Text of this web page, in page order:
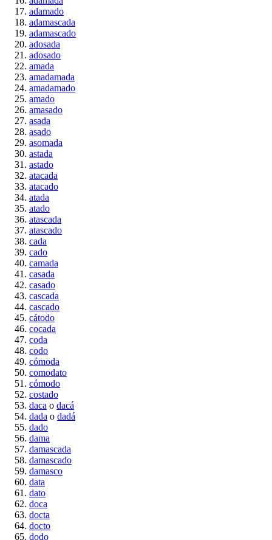
adamado
adamascada
adamascado
adosada
adosado
amada
amadamada
amadamado
amado
amasado
asada
asado
asomada
astada
astado
atacada
atacado
atada
atado
atascada
atascado
cada
cado
camada
casada
casado
cascada
cascado
cátodo
cocada
coda
codo
cómoda
comodato
cómodo
costado
daca o dacá
dada o dadá
dado
dama
damascada
damascado
damasco
data
dato
doca
docta
docto
dodo